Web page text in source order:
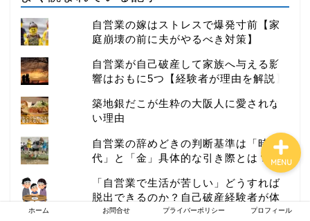
自営業の嫁はストレスで爆発寸前【家
庭崩壊の前に夫がやるべき対策】
自営業が自己破産して家族へ与える影
響はおもに5つ【経験者が理由を解説】
築地銀だこが生粋の大阪人に愛されな
い理由
自営業の辞めどきの判断基準は「時
代」と「金」具体的な引き際とは？
「自営業で生活が苦しい」どうすれば
脱出できるのか？自己破産経験者が体
験談を告白
ホーム お問合せ プライバーポリシー プロフィール
MENU
イケてる社長の思考
マーケティング
コピーライティング